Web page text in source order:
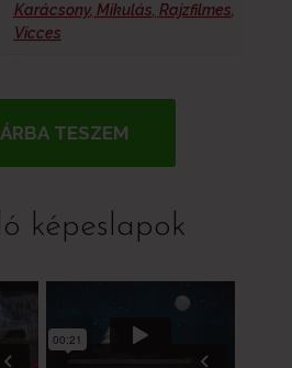
Karácsony, Mikulás Rajzfilmes
Vicces
TESZEM
képeslapok